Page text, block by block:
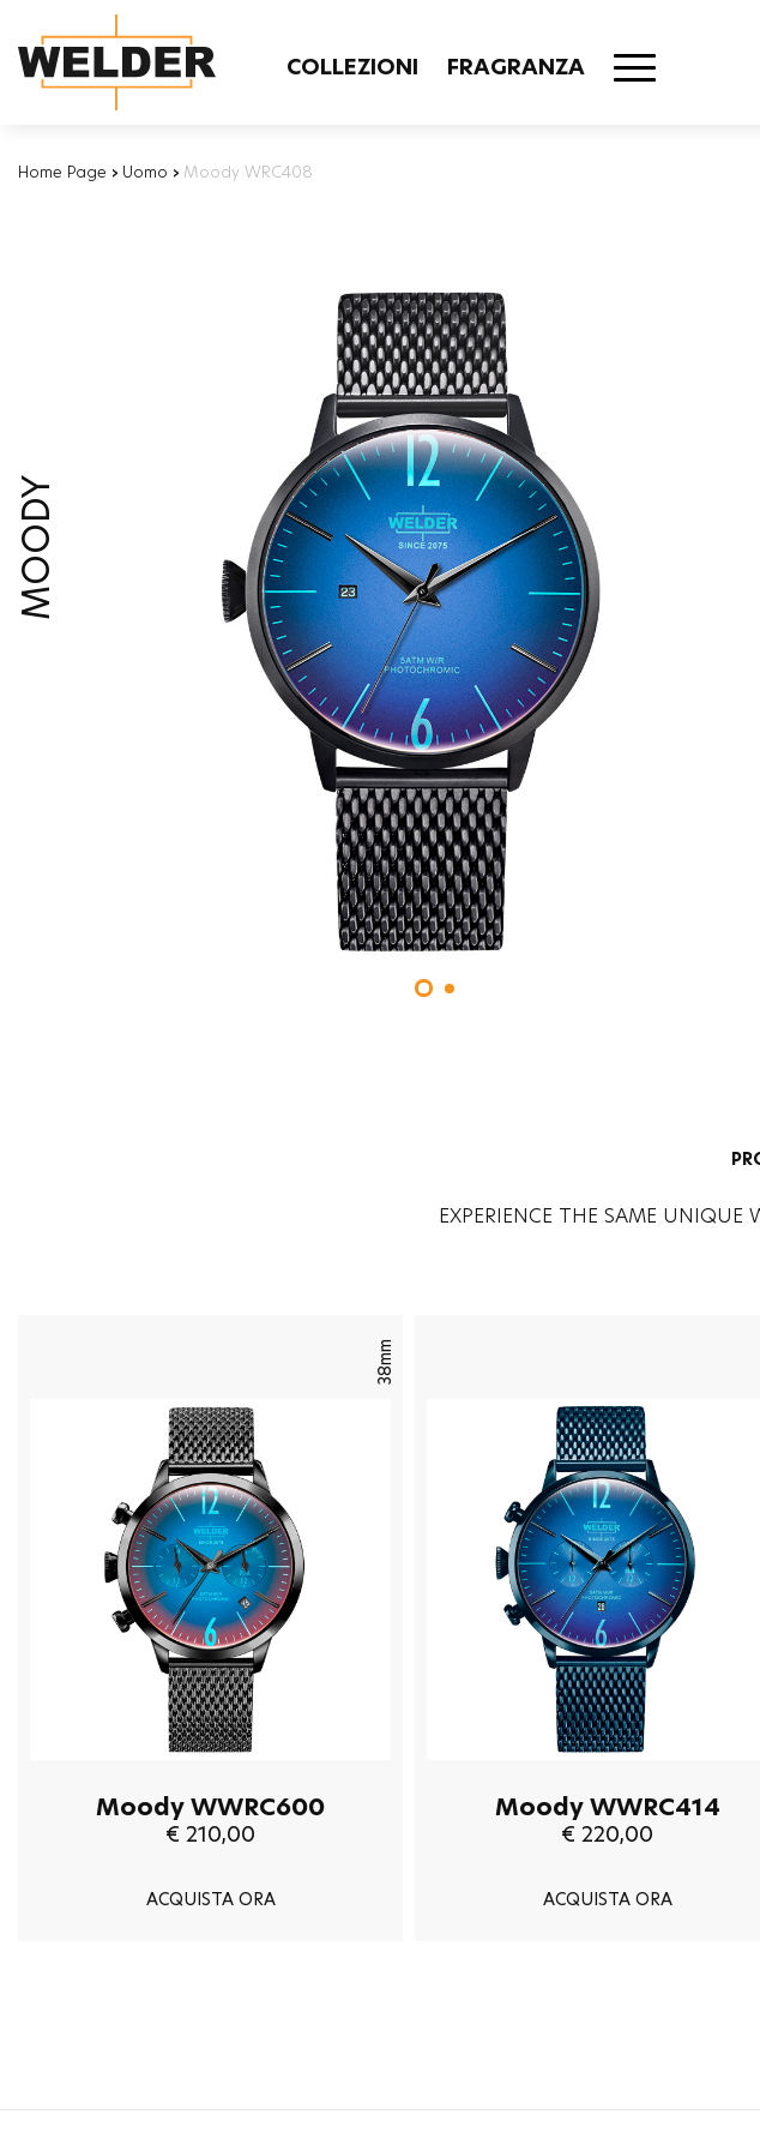
COLLEZIONI FRAGRANZA
Home Page › Uomo › Moody WRC408
MOODY
EXPERIENCE THE SAME UNIQUE
38mm
Moody WWRC600
€ 210,00
ACQUISTA ORA
Moody WWRC414
€ 220,00
ACQUISTA ORA